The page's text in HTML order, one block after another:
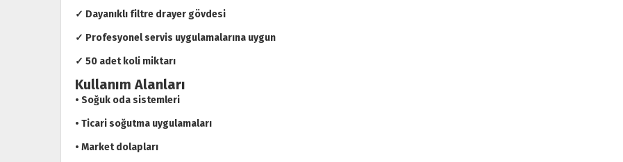
✓ Dayanıklı filtre drayer gövdesi
✓ Profesyonel servis uygulamalarına uygun
✓ 50 adet koli miktarı
Kullanım Alanları
• Soğuk oda sistemleri
• Ticari soğutma uygulamaları
• Market dolapları